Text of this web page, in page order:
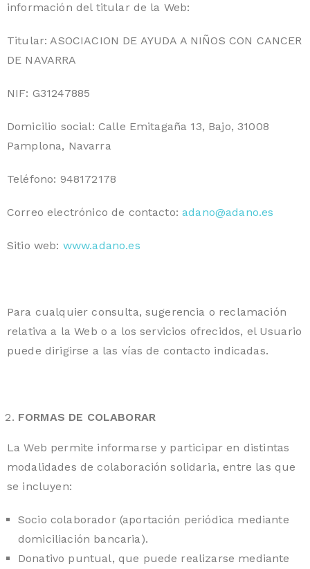
información del titular de la Web:
Titular: ASOCIACION DE AYUDA A NIÑOS CON CANCER
DE NAVARRA
NIF: G31247885
Domicilio social: Calle Emitagaña 13, Bajo, 31008
Pamplona, Navarra
Teléfono: 948172178
Correo electrónico de contacto:adano@adano.es
Sitio web: www.adano.es
Para cualquier consulta, sugerencia o reclamación
relativa a la Web o a los servicios ofrecidos, el Usuario
puede dirigirse a las vías de contacto indicadas.
FORMAS DE COLABORAR
La Web permite informarse y participar en distintas
modalidades de colaboración solidaria, entre las que
se incluyen:
Socio colaborador (aportación periódica mediante
domiciliación bancaria).
Donativo puntual, que puede realizarse mediante